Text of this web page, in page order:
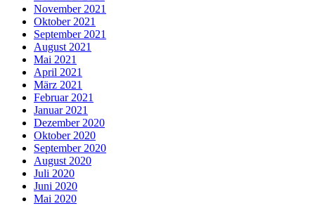
November 2021
Oktober 2021
September 2021
August 2021
Mai 2021
April 2021
März 2021
Februar 2021
Januar 2021
Dezember 2020
Oktober 2020
September 2020
August 2020
Juli 2020
Juni 2020
Mai 2020